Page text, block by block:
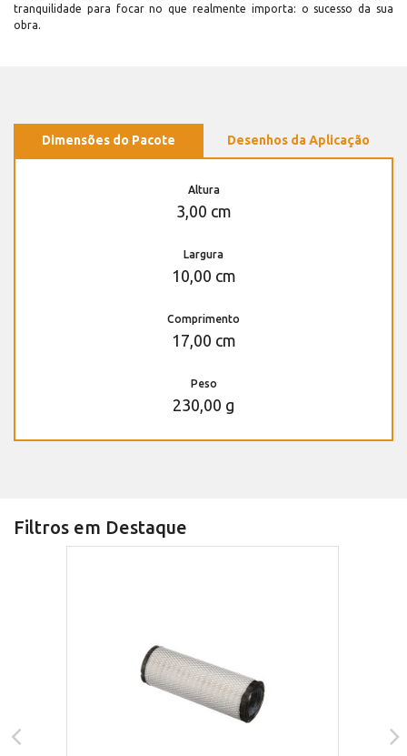
tranquilidade para focar no que realmente importa: o sucesso da sua
obra.
Dimensões do Pacote Desenhos da Aplicação
Altura
3,00 cm
Largura
10,00 cm
Comprimento
17,00 cm
Peso
230,00 g
Filtros em Destaque